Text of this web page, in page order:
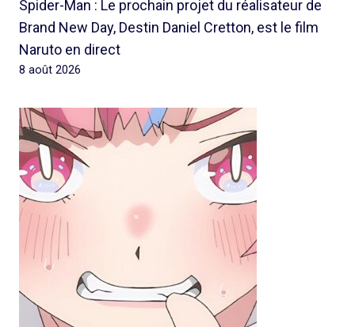
Spider-Man : Le prochain projet du réalisateur de
Brand New Day, Destin Daniel Cretton, est le film
Naruto en direct
8 août 2026